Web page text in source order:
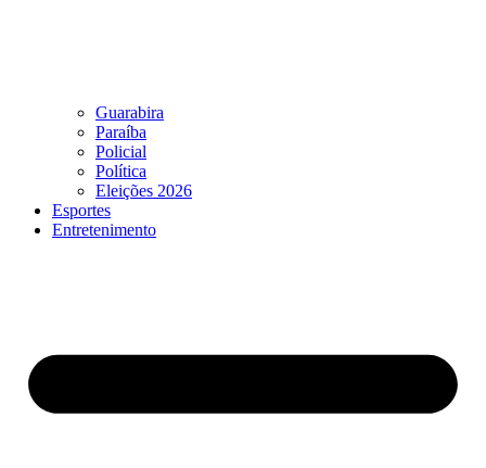
Guarabira
Paraíba
Policial
Política
Eleições 2026
Esportes
Entretenimento